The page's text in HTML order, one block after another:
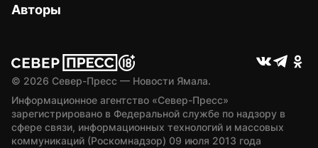
Авторы
© 2026 Север-Пресс — Новости Ямала.
Информационное агентство «Север-Пресс»
зарегистрировано в Федеральной службе по надзору в
сфере связи, информационных технологий и массовых
коммуникаций (Роскомнадзор) 09 июля 2013 года